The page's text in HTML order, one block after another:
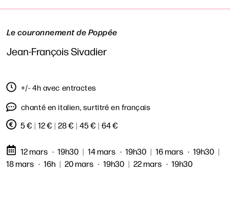
Le couronnement de Poppée
Jean-François Sivadier
+/- 4h avec entractes
chanté en italien, surtitré en français
5 € | 12 € | 28 € | 45 € | 64 €
12 mars 19h30 | 14 mars 19h30 | 16 mars 19h30 |
18 mars
16h | 20 mars 19h30 | 22 mars 19h30